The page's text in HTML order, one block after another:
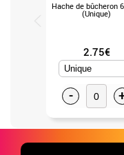
Hache de bûcheron
(Unique)
2.75€
-